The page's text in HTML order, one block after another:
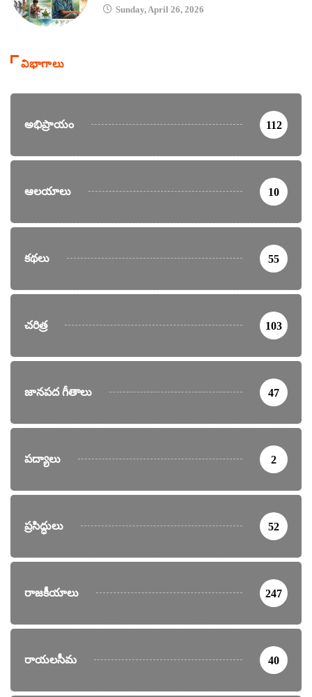
Sunday, April 26, 2026
విభాగాలు
అభిప్రాయం 112
ఆలయాలు 10
కథలు 55
చరిత్ర 103
జానపద గీతాలు 47
పద్యాలు 2
ప్రసిద్ధులు 52
రాజకీయాలు 247
రాయలసీమ 40